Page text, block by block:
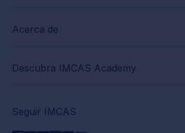
Acerca de
Descubra IMCAS Academy
Seguir IMCAS